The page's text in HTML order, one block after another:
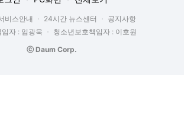
비스안내 24시간 뉴스센터
공지사항
자 : 임광욱
청소년보호책임자 : 이호원
ⓒ Daum Corp.